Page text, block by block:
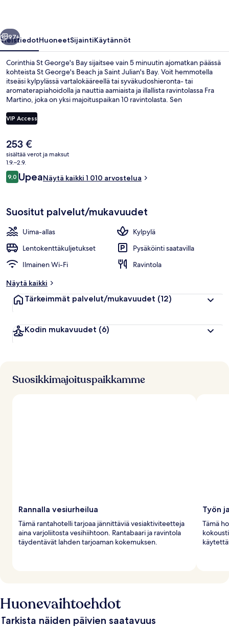
Seuraava
97+
YleistiedotHuoneetSijaintiKäytännöt
Corinthia St George's Bay sijaitsee vain 5 minuutin ajomatkan päässä
kohteista St George's Beach ja Saint Julian's Bay. Voit hemmotella
itseäsi kylpylässä vartalokääreellä tai syväkudoshieronta- tai
aromaterapiahoidolla ja nauttia aamiaista ja illallista ravintolassa Fra
Martino, joka on yksi majoituspaikan 10 ravintolasta. Sen
hotellin mukavuuksiin kuuluvat 4 ulkouima-allasta, sisäuima-allas ja
rantabaari. Matkailijat arvostavat majoituspaikan uima-allasta ja
VIP Access
Nykyinen
hinta
on
253 €
253 €
sisältää verot ja maksut
1.9.–2.9.
Arvostelut
9,09,0 kautta 10.
UpeaNäytä kaikki 1 010 arvostelua
Suositut palvelut/mukavuudet
Uima-allas
Kylpylä
Lentokenttäkuljetukset
Pysäköinti saatavilla
Ilmainen Wi-Fi
Ravintola
Näytä kaikki
Tärkeimmät palvelut/mukavuudet (12)
Kodin mukavuudet (6)
Suosikkimajoituspaikkamme
Rannalla vesiurheilua
Tämä rantahotelli tarjoaa jännittäviä vesiaktiviteetteja
aina varjoliitosta vesihiihtoon. Rantabaari ja ravintola
täydentävät lahden tarjoaman kokemuksen.
Työn
Tämä
Huonevaihtoehdot
Tarkista näiden päivien saatavuus